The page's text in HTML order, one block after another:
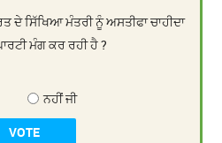
ਦੇ ਸਿੱਖਿਆ ਮੰਤਰੀ ਨੂੰ ਅਸਤੀਫਾ ਚਾਹੀਦਾ
ਮੰਗ ਕਰ ਰਹੀ ਹੈ ?
ਨਹੀਂ ਜੀ